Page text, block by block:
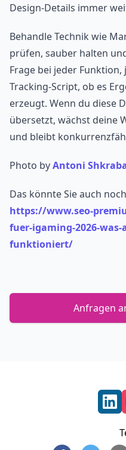
Design-Details immer
Behandle Technik wie
prüfen, sauber halten
Frage bei jeder
Tracking-Script, ob es
erzeugt. Wenn du diese
übersetzt, wächst deine
und bleibt
Photo byAntoni
Das könnte Sie auch
https://www.seo-
fuer-igaming-2026-
funktioniert/
Anfragen